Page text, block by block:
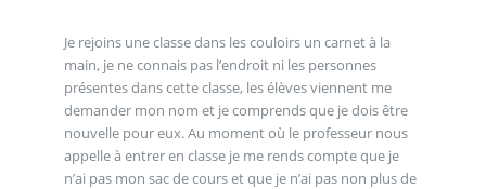
Je rejoins une classe dans les couloirs un carnet à la
main, je ne connais pas l’endroit ni les personnes
présentes dans cette classe, les élèves viennent me
demander mon nom et je comprends que je dois être
nouvelle pour eux. Au moment où le professeur nous
appelle à entrer en classe je me rends compte que je
n’ai pas mon sac de cours et que je n’ai pas non plus de